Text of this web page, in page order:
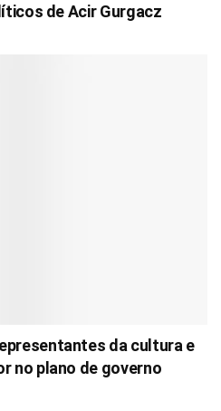
de Acir Gurgacz
da cultura e
no plano de governo